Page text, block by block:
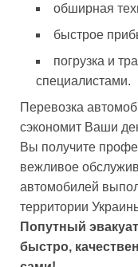
обширная
быстрое
погрузка и
специалистами.
Перевозка
сэкономит Ваши
Вы получите
вежливое
автомобилей
территории
Попутный
быстро,